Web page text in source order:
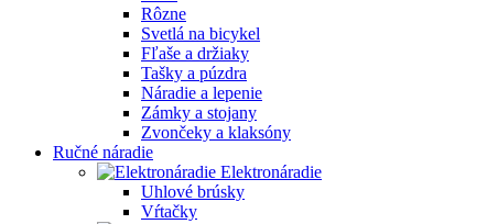
Rôzne
Svetlá na bicykel
Fľaše a držiaky
Tašky a púzdra
Náradie a lepenie
Zámky a stojany
Zvončeky a klaksóny
Ručné náradie
Elektronáradie
Uhlové brúsky
Vŕtačky